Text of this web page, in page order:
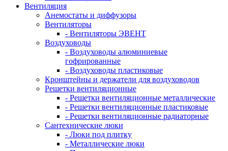
Вентиляция
Анемостаты и диффузоры
Вентиляторы
- Вентиляторы ЭВЕНТ
Воздуховоды
- Воздуховоды алюминиевые
гофрированные
- Воздуховоды пластиковые
Кронштейны и держатели для воздуховодов
Решетки вентиляционные
- Решетки вентиляционные металлические
- Решетки вентиляционные пластиковые
- Решетки вентиляционные радиаторные
Сантехнические люки
- Люки под плитку
- Металлические люки